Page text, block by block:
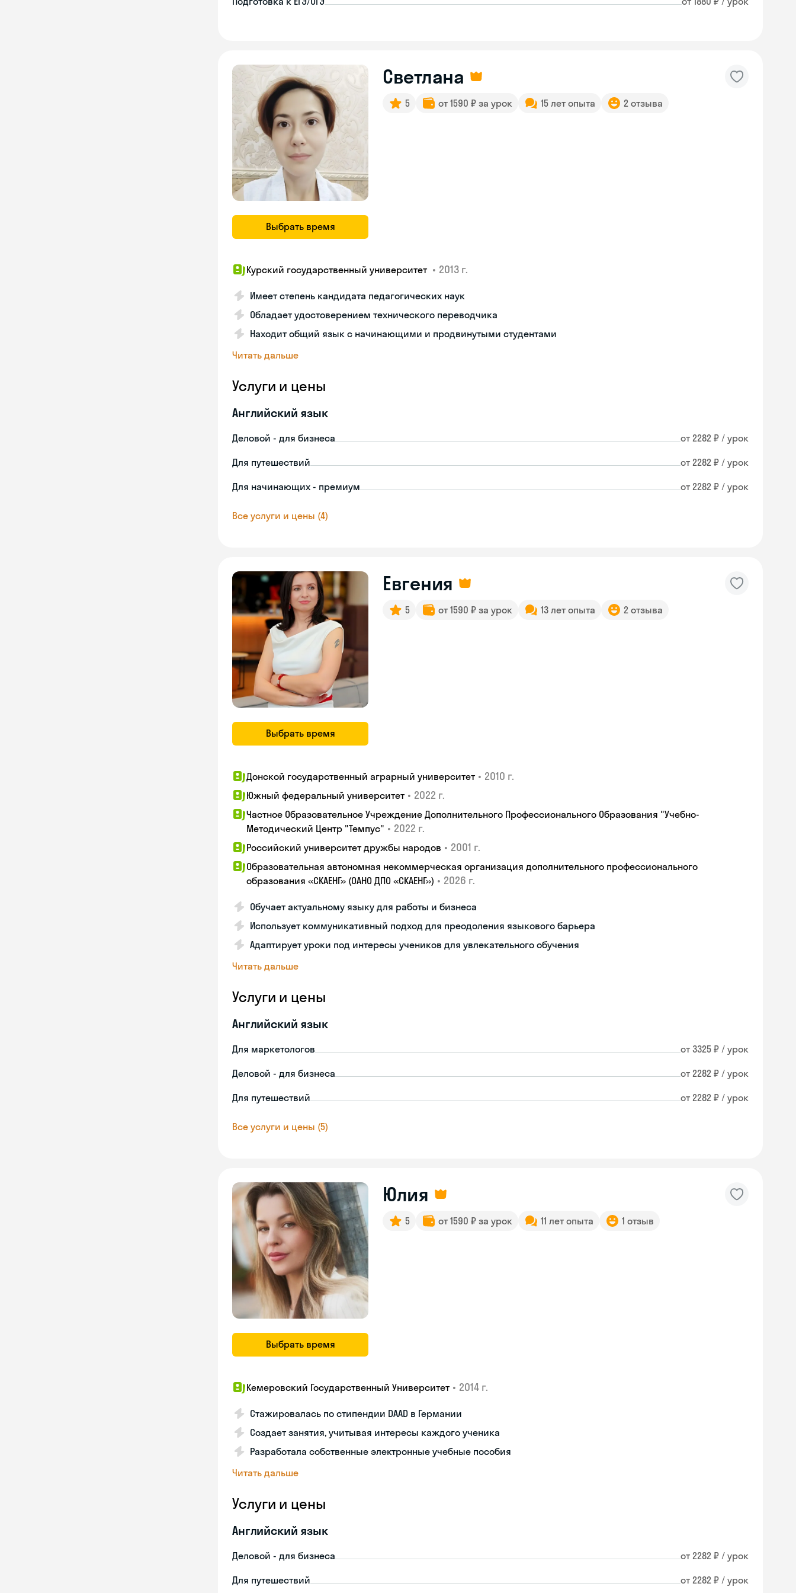
Выбрать время
Светлана
5 от 1590 ₽ за урок 15 лет опыта 2 отзыва
Курский государственный университет • 2013 г.
Имеет степень кандидата педагогических наук
Обладает удостоверением технического переводчика
Находит общий язык с начинающими и продвинутыми студентами
Читать дальше
Услуги и цены
Английский язык
Деловой - для бизнеса от 2282 ₽ / урок
Для путешествий от 2282 ₽ / урок
Для начинающих - премиум от 2282 ₽ / урок
Все услуги и цены (4)
Выбрать время
Евгения
5 от 1590 ₽ за урок 13 лет опыта 2 отзыва
Донской государственный аграрный университет • 2010 г.
Южный федеральный университет • 2022 г.
Частное Образовательное Учреждение Дополнительного Профессионального Образования "Учебно-
Методический Центр "Темпус" • 2022 г.
Российский университет дружбы народов • 2001 г.
Образовательная автономная некоммерческая организация дополнительного профессионального
образования «СКАЕНГ» (ОАНО ДПО «СКАЕНГ») • 2026 г.
Обучает актуальному языку для работы и бизнеса
Использует коммуникативный подход для преодоления языкового барьера
Адаптирует уроки под интересы учеников для увлекательного обучения
Читать дальше
Услуги и цены
Английский язык
Для маркетологов от 3325 ₽ / урок
Деловой - для бизнеса от 2282 ₽ / урок
Для путешествий от 2282 ₽ / урок
Все услуги и цены (5)
Выбрать время
Юлия
5 от 1590 ₽ за урок 11 лет опыта 1 отзыв
Кемеровский Государственный Университет • 2014 г.
Стажировалась по стипендии DAAD в Германии
Создает занятия, учитывая интересы каждого ученика
Разработала собственные электронные учебные пособия
Читать дальше
Услуги и цены
Английский язык
Деловой - для бизнеса от 2282 ₽ / урок
Для путешествий от 2282 ₽ / урок
online